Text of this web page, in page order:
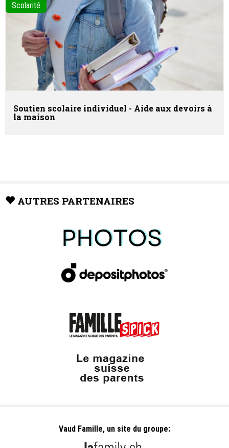
Scolarité
Soutien scolaire individuel - Aide aux devoirs à
la maison
AUTRES PARTENAIRES
Vaud Famille, un site du groupe: